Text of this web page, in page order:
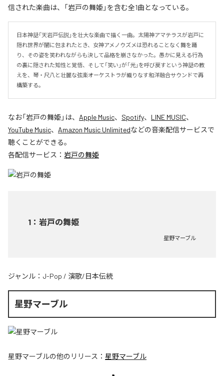
信された楽曲は、「岩戸の舞姫」を含む全1曲となっている。
日本神話「天岩戸伝説」を壮大な楽曲で描く一曲。太陽神アマテラスが岩戸に
隠れ世界が闇に包まれたとき、女神アメノウズメは恐れることなく舞を踊
り、その姿を笑われながらも決して品格を崩さなかった。愚かに見える行為
の裏に隠された知性と覚悟、そして「笑い」が「光」を呼び戻すという神話の教
えを、琴・尺八と壮麗な弦楽オーケストラが織りなす和洋融合サウンドで再
構築する。
なお「岩戸の舞姫 」は、 Apple Music、 Spotify、 LINE MUSIC、
YouTube Music、 Amazon Music Unlimitedなどの音楽配信サービスで
聴くことができる。
各配信サービス： 岩戸の舞姫
1 ： 岩戸の舞姫
星野マーブル
ジャンル： J-Pop / 演歌/日本伝統
星野マーブル
星野マーブルの他のリリース： 星野マーブル